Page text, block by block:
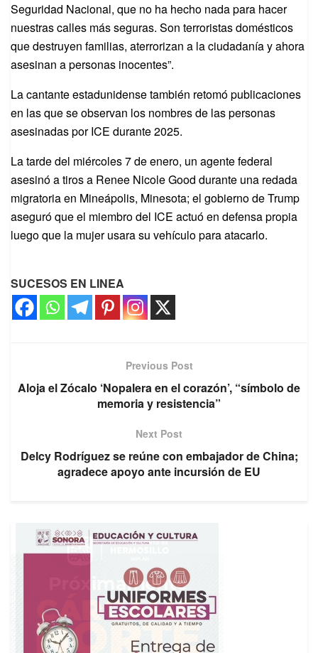
Seguridad Nacional, que no ha hecho nada para hacer
nuestras calles más seguras. Son terroristas domésticos
que destruyen familias, aterrorizan a la ciudadanía y ahora
asesinan a personas inocentes”.
La cantante estadunidense también retomó publicaciones
en las que se observan los nombres de las personas
asesinadas por ICE durante 2025.
La tarde del miércoles 7 de enero, un agente federal
asesinó a tiros a Renee Nicole Good durante una redada
migratoria en Mineápolis, Minesota; el gobierno de Trump
aseguró que el miembro del ICE actuó en defensa propia
luego que la mujer usara su vehículo para atacarlo.
SUCESOS EN LINEA
Previous Post
Aloja el Zócalo ‘Nopalera en el corazón’, “símbolo de
memoria y resistencia”
Next Post
Delcy Rodríguez se reúne con embajador de China;
agradece apoyo ante incursión de EU